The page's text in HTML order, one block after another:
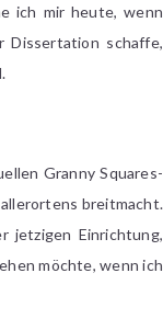
ich mir heute, wenn
Dissertation schaffe,
Granny Squares-
breitmacht.
jetzigen Einrichtung,
möchte, wenn ich